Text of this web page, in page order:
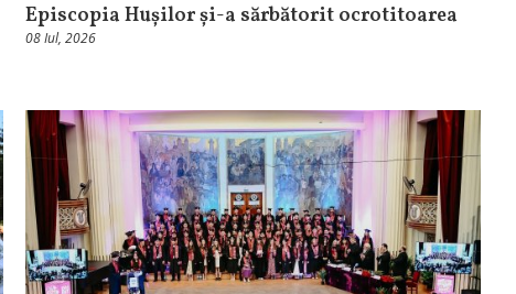
Episcopia Hușilor și-a sărbătorit ocrotitoarea
08 Iul, 2026